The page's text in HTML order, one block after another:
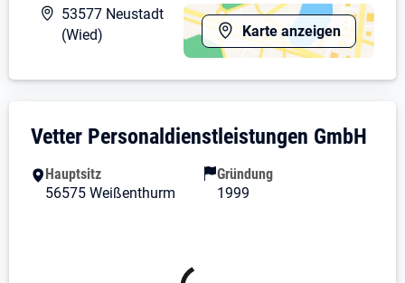
Zulagen
• Zahlung von Urlaubs- und Weihnachtsgeld
• Langfristiger Kundeneinsatz mit der Option der
finden, dann senden Sie uns bitte Ihre
aussagekräftigen Bewerbungsunterlagen zu.
Karte anzeigen
53577 Neustadt
(Wied)
Unternehmensdarstellung: Vetter
Vetter Personaldienstleistungen GmbH
Hauptsitz
56575 Weißenthurm
Gründung
1999